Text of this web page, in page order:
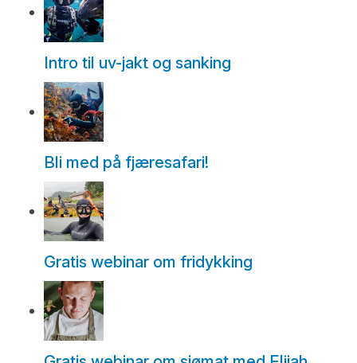
Intro til uv-jakt og sanking
Bli med på fjæresafari!
Gratis webinar om fridykking